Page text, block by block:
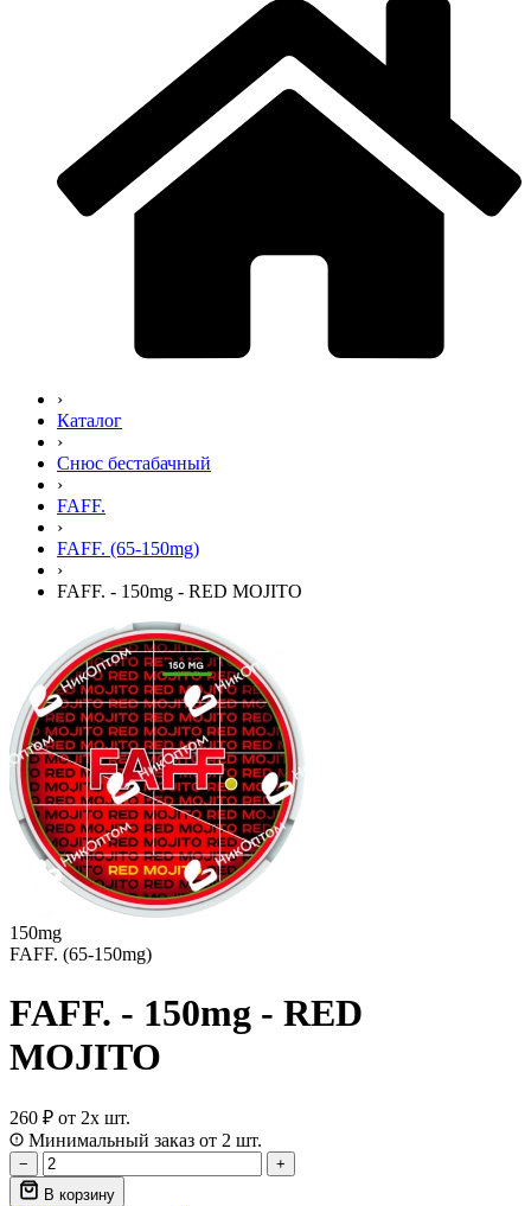
›
Каталог
›
Снюс бестабачный
›
FAFF.
›
FAFF. (65-150mg)
›
FAFF. - 150mg - RED MOJITO
150mg
FAFF. (65-150mg)
FAFF. - 150mg - RED
MOJITO
260 ₽ от 2х шт.
Минимальный заказ от 2 шт.
−
+
В корзину